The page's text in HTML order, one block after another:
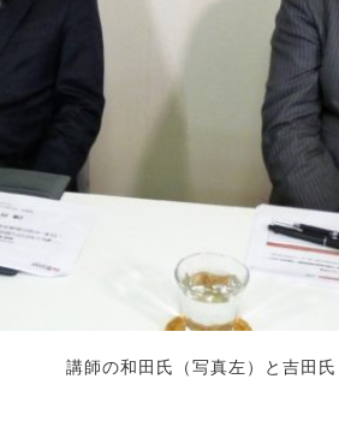
講師の和田氏（写真左）と吉田氏